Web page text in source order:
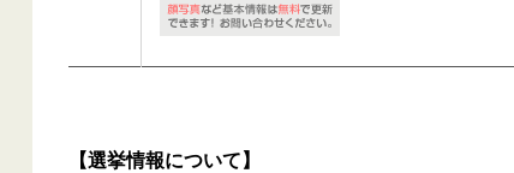
【選挙情報について】